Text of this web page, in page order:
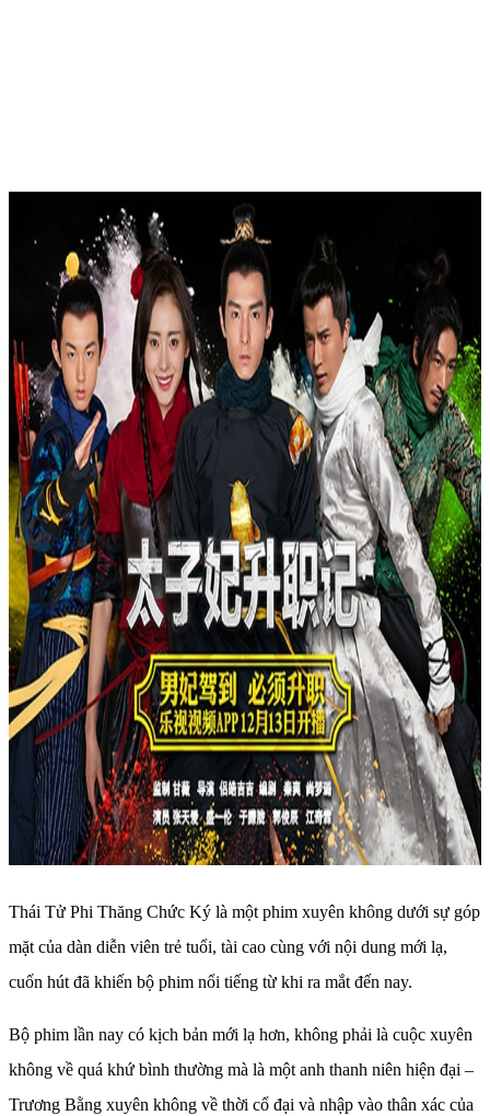
Thái Tử Phi Thăng Chức Ký là một phim xuyên không dưới sự góp
mặt của dàn diễn viên trẻ tuổi, tài cao cùng với nội dung mới lạ,
cuốn hút đã khiến bộ phim nổi tiếng từ khi ra mắt đến nay.
Bộ phim lần nay có kịch bản mới lạ hơn, không phải là cuộc xuyên
không về quá khứ bình thường mà là một anh thanh niên hiện đại –
Trương Bằng xuyên không về thời cổ đại và nhập vào thân xác của